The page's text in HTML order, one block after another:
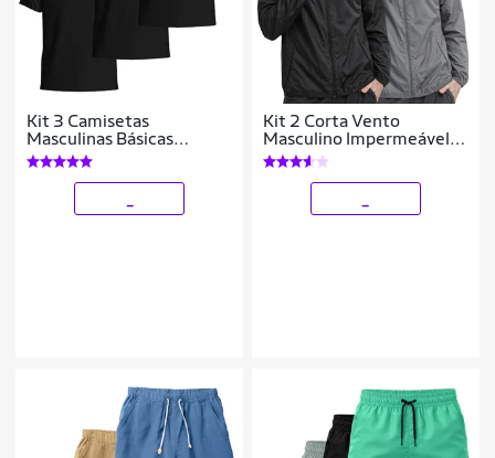
Kit 3 Camisetas
Masculinas Básicas
Algodão Manga Curta
Confortáveis Dia a Dia
Kit 2 Corta Vento
Masculino Impermeável
Leve com Capuz Jaqueta
Esportiva